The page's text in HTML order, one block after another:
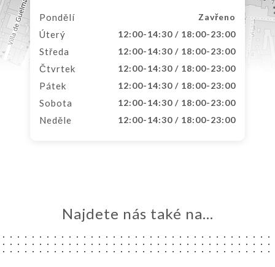
Pondělí Zavřeno
Úterý 12:00-14:30 / 18:00-23:00
Středa 12:00-14:30 / 18:00-23:00
Čtvrtek 12:00-14:30 / 18:00-23:00
Pátek 12:00-14:30 / 18:00-23:00
Sobota 12:00-14:30 / 18:00-23:00
Neděle 12:00-14:30 / 18:00-23:00
Najdete nás také na...